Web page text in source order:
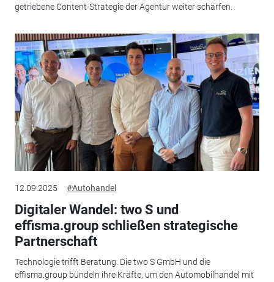
getriebene Content-Strategie der Agentur weiter schärfen.
12.09.2025 #Autohandel
Digitaler Wandel: two S und
effisma.group schließen strategische
Partnerschaft
Technologie trifft Beratung: Die two S GmbH und die
effisma.group bündeln ihre Kräfte, um den Automobilhandel mit